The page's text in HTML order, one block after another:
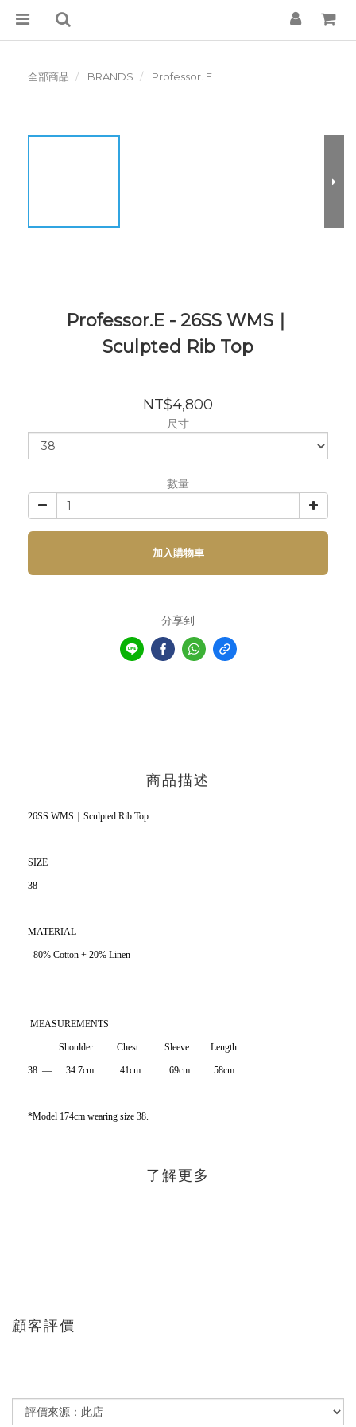
全部商品 BRANDS Professor. E
Professor.E - 26SS WMS｜
Sculpted Rib Top
NT$4,800
尺寸
數量
加入購物車
分享到
商品描述
26SS WMS｜Sculpted Rib Top
SIZE
38
MATERIAL
- 80% Cotton + 20% Linen
MEASUREMENTS
Shoulder Chest Sleeve Length
38 — 34.7cm 41cm 69cm 58cm
*Model 174cm wearing size 38.
了解更多
顧客評價